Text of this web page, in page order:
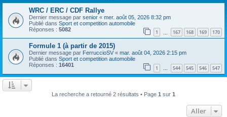
WRC / ERC / CDF Rallye
Dernier message par senior « mer. août 05, 2026 8:32 pm
Publié dans Sport et competition automobile
Réponses : 5082 1 167 168 169 170
Formule 1 (à partir de 2015)
Dernier message par FerruccioSV « mar. août 04, 2026 2:15 pm
Publié dans Sport et competition automobile
Réponses : 16401 1 … 544 545 546 547
La recherche a retourné 2 résultats • Page 1 sur 1
Aller